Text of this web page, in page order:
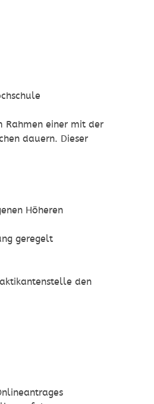
Rahmen einer mit der
dauern. Dieser
Höheren
geregelt
den